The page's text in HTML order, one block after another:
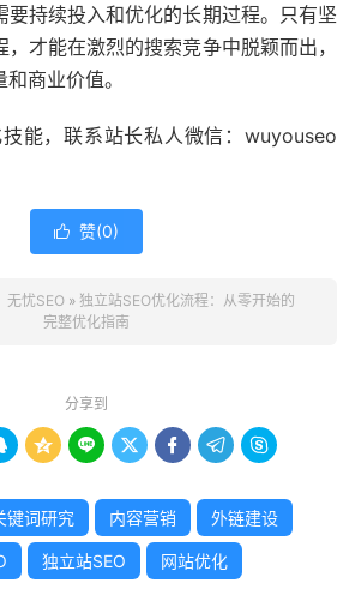
要持续投入和优化的长期过程。只有坚
才能在激烈的搜索竞争中脱颖而出，
商业价值。
技能，联系站长私人微信：wuyouseo
 赞(0)
无忧SEO » 独立站SEO优化流程：从零开始的
完整优化指南
分享到
     
键词研究 内容营销 外链建设
独立站SEO 网站优化